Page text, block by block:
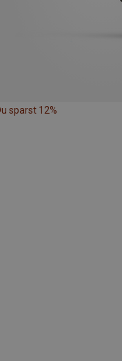
sparst 12%